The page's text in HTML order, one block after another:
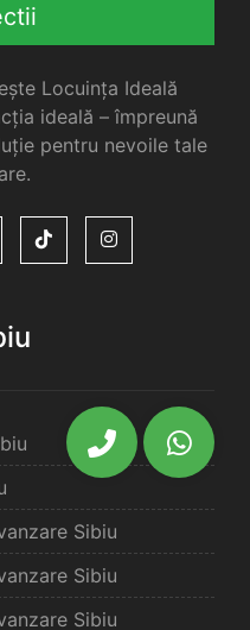
Locuința Ideală
ideală – împreună
pentru nevoile tale
Sibiu
Sibiu
Sibiu